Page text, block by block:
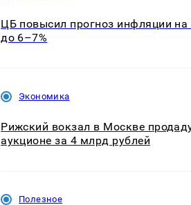
ЦБ повысил прогноз инфляции на
до 6–7%
Экономика
Рижский вокзал в Москве
аукционе за 4 млрд рублей
Полезное